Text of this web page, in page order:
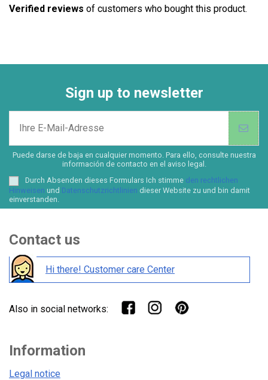
Verified reviews of customers who bought this product.
Sign up to newsletter
Puede darse de baja en cualquier momento. Para ello, consulte nuestra
información de contacto en el aviso legal.
Durch Absenden dieses Formulars Ich stimme den rechtlichen
Hinweisen und Datenschutzrichtlinien dieser Website zu und bin damit
einverstanden.
Contact us
Hi there! Customer care Center
Also in social networks:
Information
Legal notice